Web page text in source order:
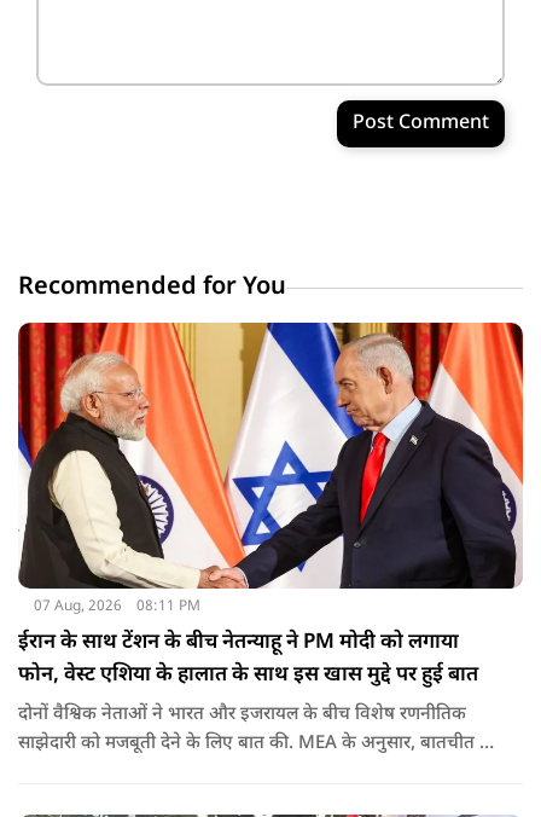
Post Comment
Recommended for You
07 Aug, 2026 08:11 PM
ईरान के साथ टेंशन के बीच नेतन्याहू ने PM मोदी को लगाया
फोन, वेस्ट एशिया के हालात के साथ इस खास मुद्दे पर हुई बात
दोनों वैश्विक नेताओं ने भारत और इजरायल के बीच विशेष रणनीतिक
साझेदारी को मजबूती देने के ल‍िए बात की. MEA के अनुसार, बातचीत की